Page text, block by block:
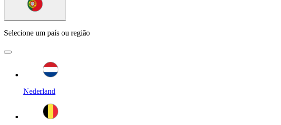
Selecione um país ou região
Nederland